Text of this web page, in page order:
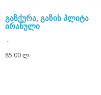
გაზქურა, გაზის პლიტა
ირანული
..
85.00 ლ.